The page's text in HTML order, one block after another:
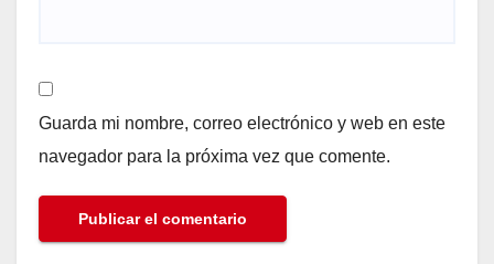
Guarda mi nombre, correo electrónico y web en este
navegador para la próxima vez que comente.